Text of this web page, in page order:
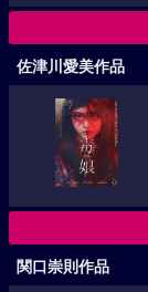
佐津川愛美作品
関口崇則作品